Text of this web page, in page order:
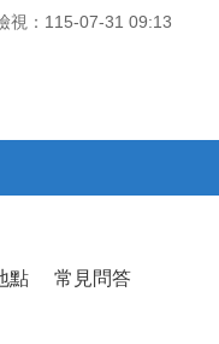
視：115-07-31 09:13
點 常見問答